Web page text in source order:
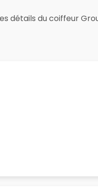
détails du coiffeur